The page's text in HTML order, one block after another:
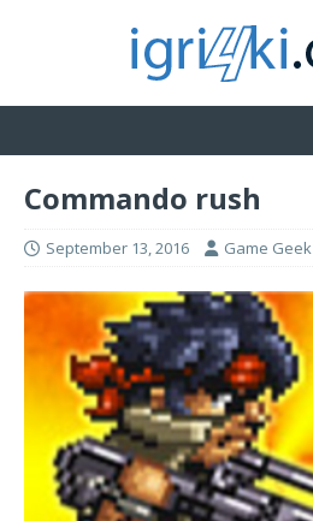
Commando rush
September 13, 2016 Game Geek